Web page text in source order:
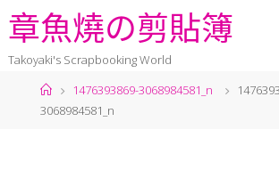
章魚燒の剪貼簿
Takoyaki's Scrapbooking World
1476393869-3068984581_n
3068984581_n